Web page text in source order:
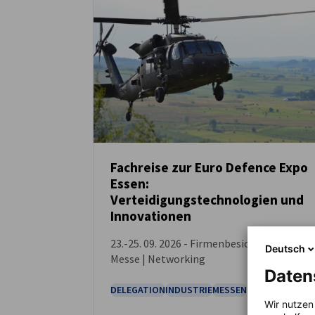
Hungary
VERANSTALTUNG
Fachreise zur Euro Defence Expo
Essen:
Verteidigungstechnologien und
Innovationen
23.-25. 09. 2026 - Firmenbesichtigungen |
Messe | Networking
DELEGATIONINDUSTRIEMESSEN
Deutsch
Wir